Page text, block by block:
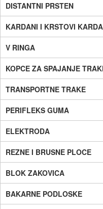
DISTANTNI PRSTEN
KARDANI I KRSTOVI
V RINGA
KOPCE ZA SPAJANJE
TRANSPORTNE TRAKE
PERIFLEKS GUMA
ELEKTRODA
REZNE I BRUSNE PLOCE
BLOK ZAKOVICA
BAKARNE PODLOSKE